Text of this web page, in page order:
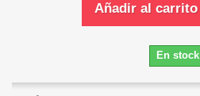
Añadir al carrito
En stock